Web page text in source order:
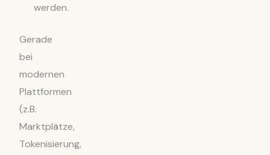
werden.
Gerade
bei
modernen
Plattformen
(z.B.
Marktplätze,
Tokenisierung,